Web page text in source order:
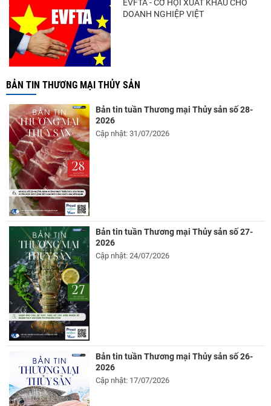
EVFTA - CƠ HỘI XUẤT KHẨU CHO
DOANH NGHIỆP VIỆT
BẢN TIN THƯƠNG MẠI THỦY SẢN
Bản tin tuần Thương mại Thủy sản số 28-
2026
Cập nhật: 31/07/2026
Bản tin tuần Thương mại Thủy sản số 27-
2026
Cập nhật: 24/07/2026
Bản tin tuần Thương mại Thủy sản số 26-
2026
Cập nhật: 17/07/2026